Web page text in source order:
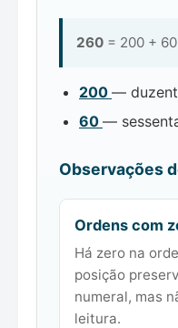
260 = 200 + 60
200 —
60 —
Observações
Ordens com
Há zero na
posição
numeral, mas
leitura.